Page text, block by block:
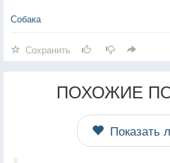
Собака
Сохранить
ПОХОЖИЕ
Показать